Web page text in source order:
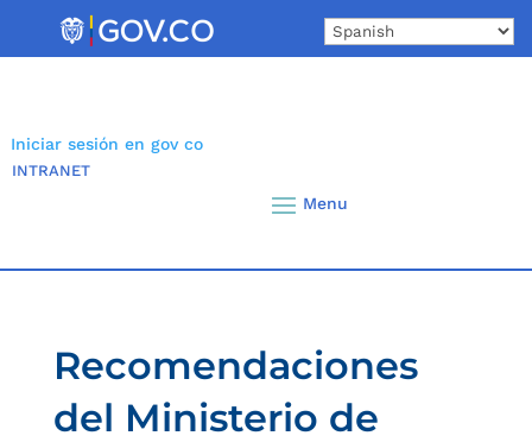
Iniciar sesión en gov co
INTRANET
Recomendaciones
del Ministerio de